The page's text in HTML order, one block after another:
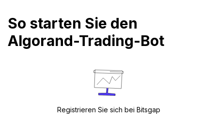
So starten Sie den
Algorand-Trading-Bot
Registrieren Sie sich bei Bitsgap